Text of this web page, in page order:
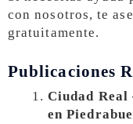
con nosotros, te
gratuitamente.
Publicaciones
Ciudad
en